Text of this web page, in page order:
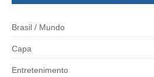
Brasil / Mundo
Capa
Entretenimento